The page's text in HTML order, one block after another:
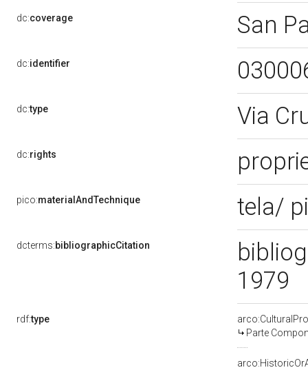
dc:coverage San
dc:identifier
dc:type Via
dc:rights
pico:materialAndTechnique tela/
dcterms:bibliographicCitation
1979
rdf:type
Parte